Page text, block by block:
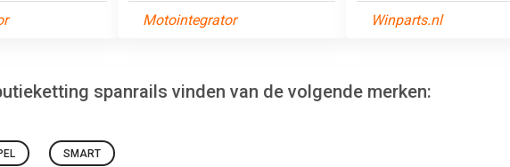
Motointegrator
Winparts.nl
spanrails vinden van de volgende merken:
SMART